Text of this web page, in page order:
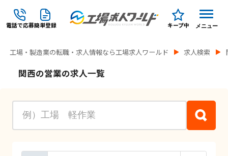
電話で応募簡単登録 キープ中 メニュー
工場・製造業の転職・求人情報なら工場求人ワールド 求人検索
関西の営業の求人一覧